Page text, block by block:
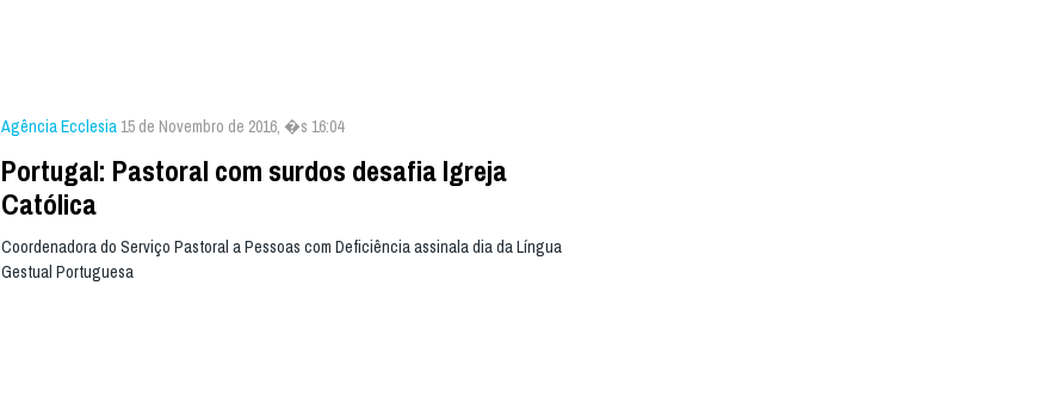
Agência Ecclesia 15 de Novembro de 2016, �s 16:04
Portugal: Pastoral com surdos desafia Igreja
Católica
Coordenadora do Serviço Pastoral a Pessoas com Deficiência assinala dia da Língua
Gestual Portuguesa